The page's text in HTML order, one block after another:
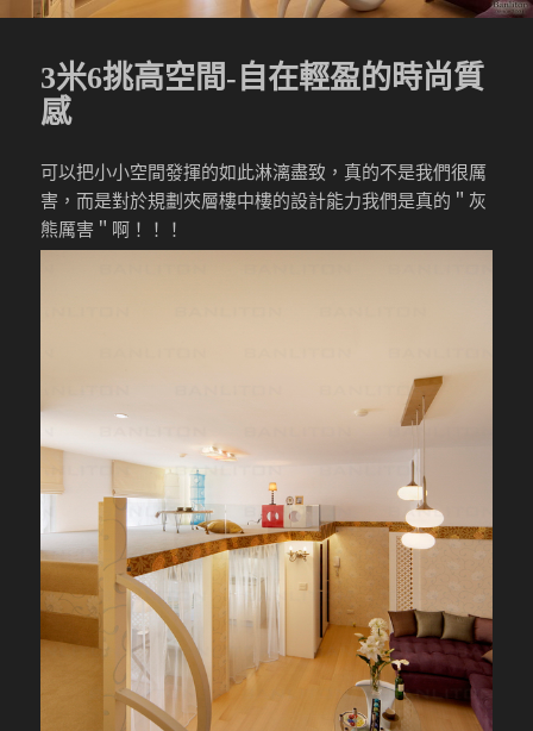
3米6挑高空間-自在輕盈的時尚質
感
可以把小小空間發揮的如此淋漓盡致，真的不是我們很厲
害，而是對於規劃夾層樓中樓的設計能力我們是真的＂灰
熊厲害＂啊！！！